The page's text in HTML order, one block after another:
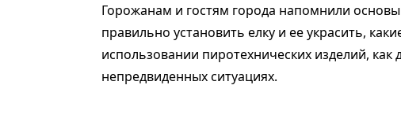
Горожанам и гостям города напомнили
правильно установить елку и ее украсить,
использовании пиротехнических изделий, как
непредвиденных ситуациях.